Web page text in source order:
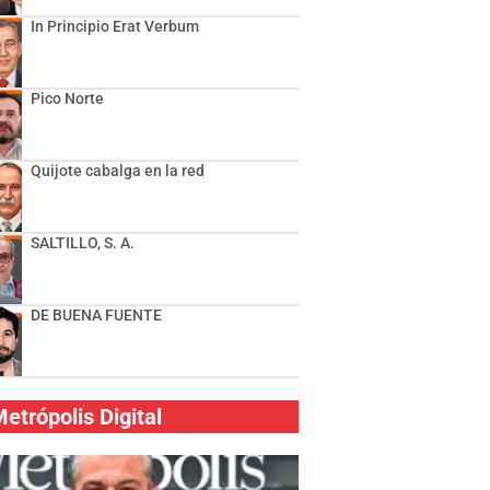
In Principio Erat Verbum
Pico Norte
Quijote cabalga en la red
SALTILLO, S. A.
DE BUENA FUENTE
Digital